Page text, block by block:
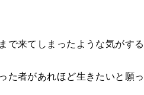
来てしまったような気がする
た者があれほど生きたいと願っ